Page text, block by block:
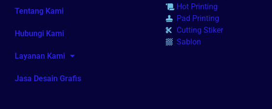
Tentang Kami
Hubungi Kami
Layanan Kami
Jasa Desain Grafis
Hot Printing
Pad Printing
Cutting Stiker
Sablon